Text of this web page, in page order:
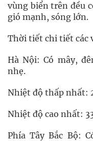
vùng biển trên đều
gió mạnh, sóng lớn.
Thời tiết chi tiết các
Hà Nội: Có mây,
nhẹ.
Nhiệt độ thấp nhất:
Nhiệt độ cao nhất:
Phía Tây Bắc Bộ: